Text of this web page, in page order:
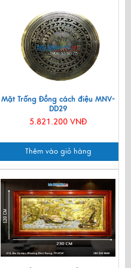
Mặt Trống Đồng cách điệu MNV-
DD29
5.821.200 VNĐ
Thêm vào giỏ hàng